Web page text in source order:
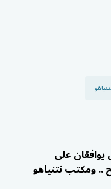
يوافقان على
.. ومكتب نتنياهو